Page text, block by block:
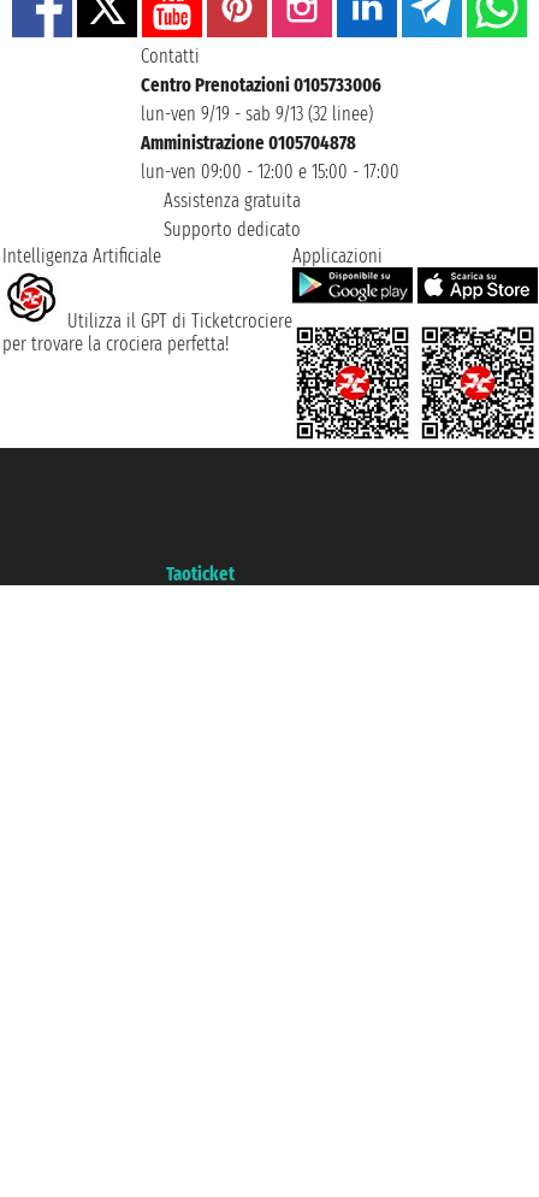
Contatti
Centro Prenotazioni 0105733006
lun-ven 9/19 - sab 9/13 (32 linee)
Amministrazione 0105704878
lun-ven 09:00 - 12:00 e 15:00 - 17:00
Assistenza gratuita
Supporto dedicato
Intelligenza Artificiale
Utilizza il GPT di Ticketcrociere
per trovare la crociera perfetta!
Applicazioni
Taoticket